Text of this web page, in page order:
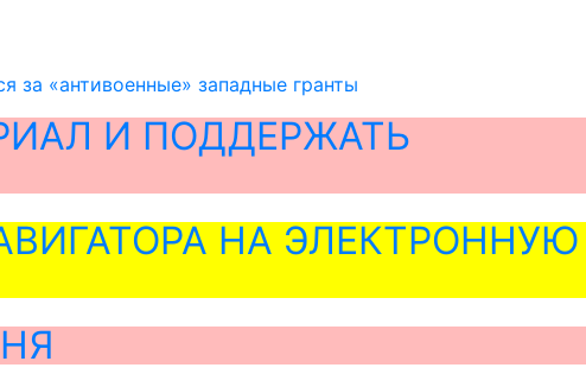
за «антивоенные» западные гранты
И ПОДДЕРЖАТЬ
НА ЭЛЕКТРОННУЮ